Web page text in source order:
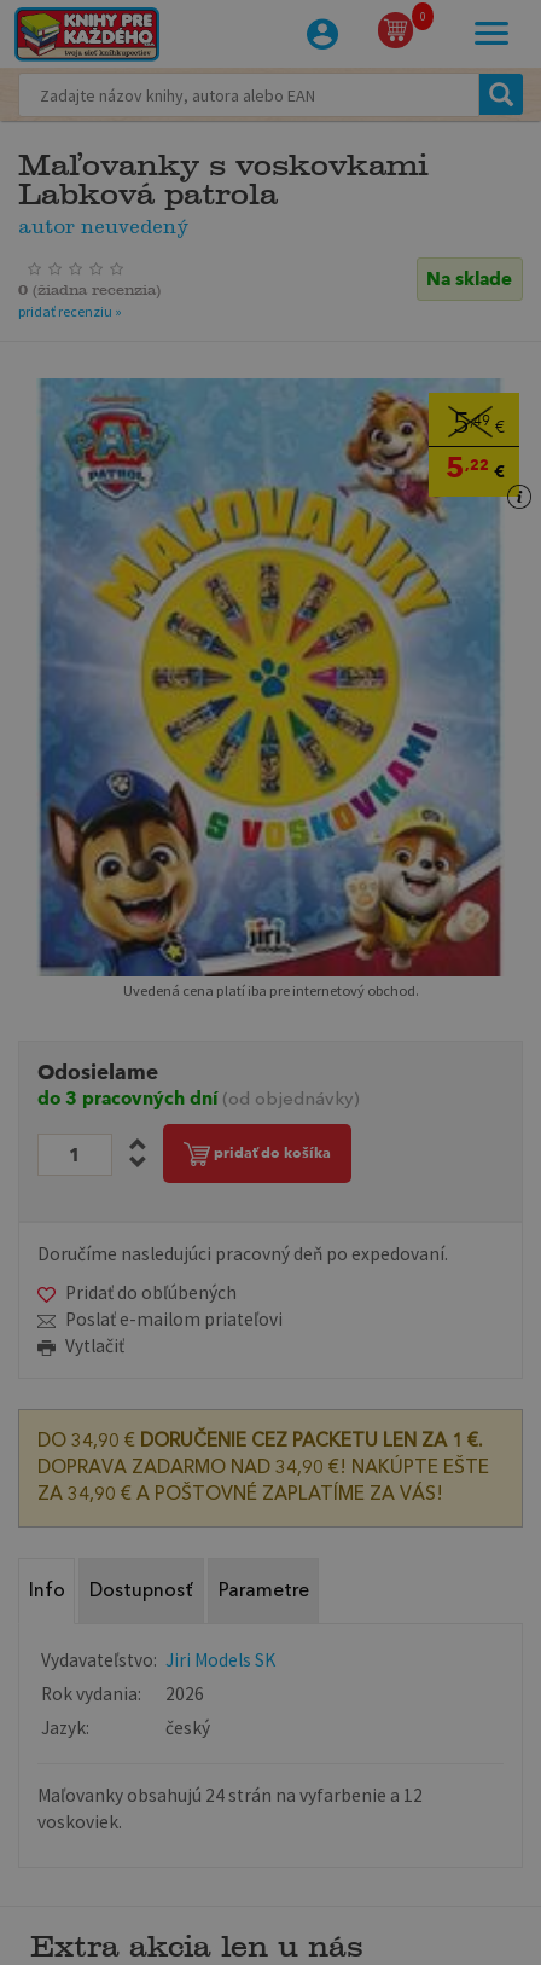
0
Maľovanky s voskovkami
Labková patrola
autor neuvedený
Na sklade
0 (žiadna recenzia)
pridať recenziu »
5,49 €
5,22 €
Uvedená cena platí iba pre internetový obchod.
Odosielame
do 3 pracovných dní (od objednávky)
pridať do košíka
Doručíme nasledujúci pracovný deň po expedovaní.
Pridať do obľúbených
Poslať e-mailom priateľovi
Vytlačiť
DO 34,90 € DORUČENIE CEZ PACKETU LEN ZA 1 €.
DOPRAVA ZADARMO NAD 34,90 €! NAKÚPTE EŠTE
ZA 34,90 € A POŠTOVNÉ ZAPLATÍME ZA VÁS!
Info Dostupnosť Parametre
Vydavateľstvo: Jiri Models SK
Rok vydania:
2026
Jazyk:
český
Maľovanky obsahujú 24 strán na vyfarbenie a 12
voskoviek.
Extra akcia len u nás